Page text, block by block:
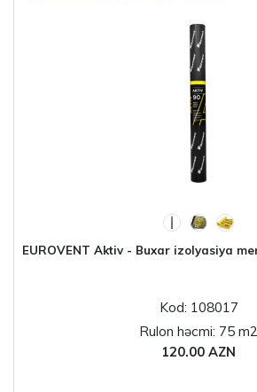
EUROVENT Aktiv - Buxar izolyasiya
Kod: 108017
Rulon həcmi: 75 m2
120.00 AZN